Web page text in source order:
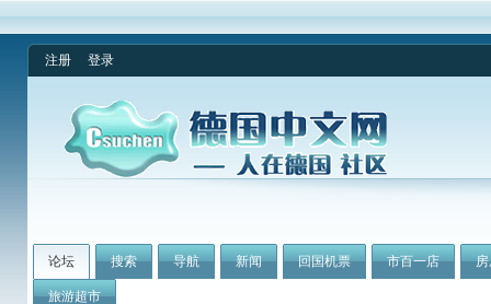
注册 登录
论坛 搜索 导航 新闻 回国机票 市百一店
旅游超市